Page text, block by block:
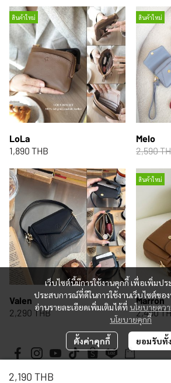
สินค้าใหม่
LoLa
1,890 THB
สินค้าใหม่
Melo
2,590
Valen
2,290 THB
สินค้าใหม่
Marron
2,490
2,190 THB
เว็บไซต์นี้มีการใช้งานคุกกี้ เพื่อเพิ่มป
ประสบการณ์ที่ดีในการใช้งานเว็บไซต์ขอ
อ่านรายละเอียดเพิ่มเติมได้ที่ นโยบายคว
นโยบายคุกกี้
ตั้งค่าคุกกี้ ยอมรับทั้